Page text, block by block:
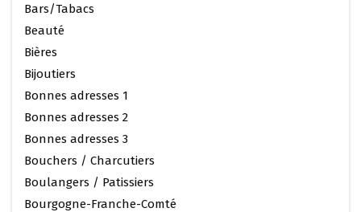
Bars/Tabacs
Beauté
Bières
Bijoutiers
Bonnes adresses 1
Bonnes adresses 2
Bonnes adresses 3
Bouchers / Charcutiers
Boulangers / Patissiers
Bourgogne-Franche-Comté